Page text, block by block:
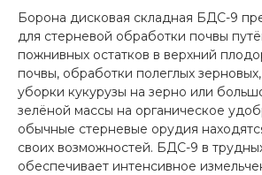
Борона дисковая складная БДС-9
для стерневой обработки почвы
пожнивных остатков в верхний
почвы, обработки полеглых
уборки кукурузы на зерно или
зелёной массы на органическое
обычные стерневые орудия
своих возможностей. БДС-9 в
обеспечивает интенсивное